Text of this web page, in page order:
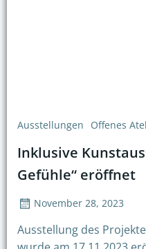
Ausstellungen Offenes
Inklusive
Gefühle“ eröffnet
November 28, 2023
Ausstellung des